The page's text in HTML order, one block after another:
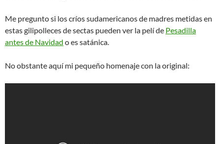
Me pregunto si los críos sudamericanos de madres metidas en
estas gilipolleces de sectas pueden ver la pelí de Pesadilla
antes de Navidad o es satánica.
No obstante aquí mi pequeño homenaje con la original: